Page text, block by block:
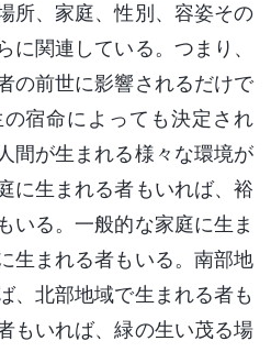
所、家庭、性別、容姿その
に関連している。つまり、
の前世に影響されるだけで
宿命によっても決定され
間が生まれる様々な環境が
に生まれる者もいれば、裕
いる。一般的な家庭に生ま
生まれる者もいる。南部地
、北部地域で生まれる者も
もいれば、緑の生い茂る場